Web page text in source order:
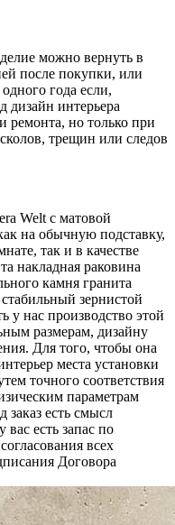
можно вернуть в
после покупки, или
года если,
дизайн интерьера
ремонта, но только при
трещин или следов
Welt с матовой
на обычную подставку,
так и в качестве
накладная раковина
камня гранита
зернистой
у нас производство этой
размерам, дизайну
Для того, чтобы она
места установки
точного соответствия
параметрам
заказ есть смысл
вас есть запас по
всех
Договора